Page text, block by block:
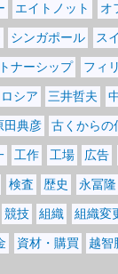
エイトノット オ
シンガポール ス
ナーシップ フィ
ロシア 三井哲夫
田典彦 古くからの
工作 工場 広告
検査 歴史 永冨隆
競技 組織 組織変
資材・購買 越智